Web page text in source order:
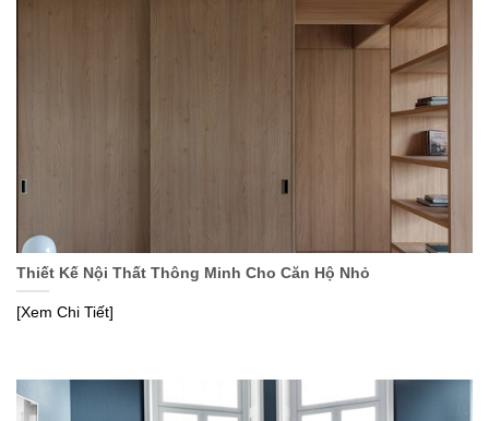
Thiết Kế Nội Thất Thông Minh Cho Căn Hộ Nhỏ
[Xem Chi Tiết]